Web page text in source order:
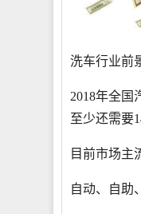
洗车行业前
2018年全国
至少还需要
目前市场主
自动、自助